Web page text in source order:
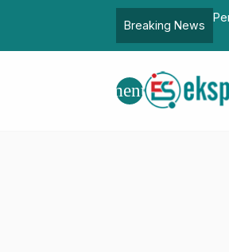
Breaking News
menu